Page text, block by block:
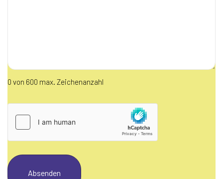
0 von 600 max. Zeichenanzahl
(erforderlich)